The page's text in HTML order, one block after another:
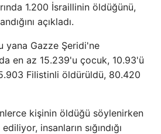
1.200 İsraillinin öldüğünü,
açıkladı.
yana Gazze Şeridi'ne
en az 15.239'u çocuk, 10.93'ü
Filistinli öldürüldü, 80.420
kişinin öldüğü söylenirken
insanların sığındığı